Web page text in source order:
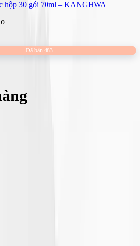
hộp 30 gói 70ml – KANGHWA
Đã bán 483